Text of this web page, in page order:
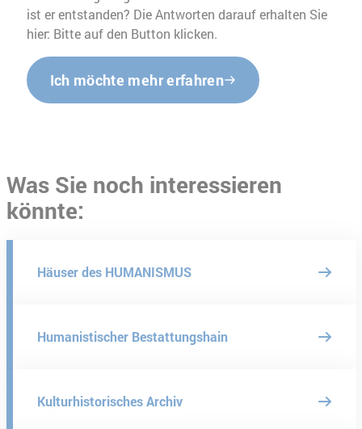
ist er entstanden? Die Antworten darauf erhalten Sie
hier: Bitte auf den Button klicken.
Ich möchte mehr erfahren
Was Sie noch interessieren
könnte:
Häuser des HUMANISMUS
Humanistischer Bestattungshain
Kulturhistorisches Archiv